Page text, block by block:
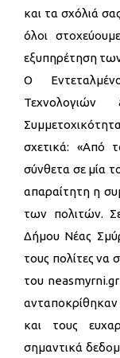
και τα σχόλιά
όλοι
εξυπηρέτηση
Ο
σχετικά: «Από
σύνθετα σε μία
απαραίτητη η
των πολιτών.
Δήμου Νέας
τους πολίτες
του neasmyrni.gr
ανταποκρίθηκαν
και τους
σημαντικά